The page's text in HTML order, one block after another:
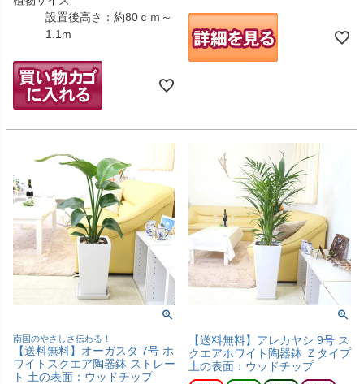
設置後高さ：約80ｃｍ～
1.1m
南国のやさしさ伝わる！
【送料無料】オーガスタ 7号 ホ
ワイトスクエア陶器鉢 ストレー
ト 土の表面：ウッドチップ
【送料無料】アレカヤシ 9号 ス
クエアホワイト陶器鉢 Ｚタイプ
土の表面：ウッドチップ